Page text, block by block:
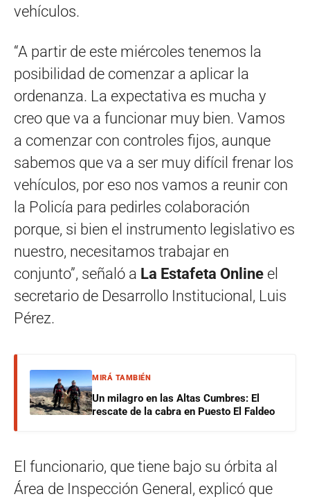
vehículos.
“A partir de este miércoles tenemos la
posibilidad de comenzar a aplicar la
ordenanza. La expectativa es mucha y
creo que va a funcionar muy bien. Vamos
a comenzar con controles fijos, aunque
sabemos que va a ser muy difícil frenar los
vehículos, por eso nos vamos a reunir con
la Policía para pedirles colaboración
porque, si bien el instrumento legislativo es
nuestro, necesitamos trabajar en
conjunto”, señaló a La Estafeta Online el
secretario de Desarrollo Institucional, Luis
Pérez.
MIRÁ TAMBIÉN
Un milagro en las Altas Cumbres: El
rescate de la cabra en Puesto El Faldeo
El funcionario, que tiene bajo su órbita al
Área de Inspección General, explicó que